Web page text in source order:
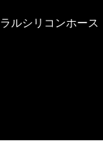
ルシリコンホース